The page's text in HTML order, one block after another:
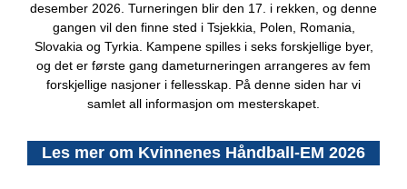
desember 2026. Turneringen blir den 17. i rekken, og denne
gangen vil den finne sted i Tsjekkia, Polen, Romania,
Slovakia og Tyrkia. Kampene spilles i seks forskjellige byer,
og det er første gang dameturneringen arrangeres av fem
forskjellige nasjoner i fellesskap. På denne siden har vi
samlet all informasjon om mesterskapet.
Les mer om Kvinnenes Håndball-EM 2026